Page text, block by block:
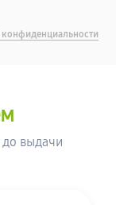
выдачи